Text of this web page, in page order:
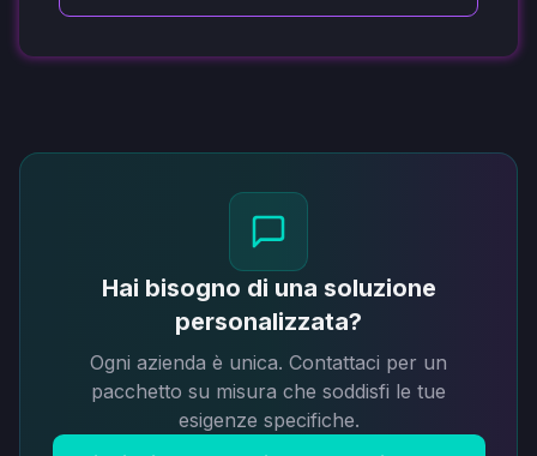
Hai bisogno di una soluzione
personalizzata?
Ogni azienda è unica. Contattaci per un
pacchetto su misura che soddisfi le tue
esigenze specifiche.